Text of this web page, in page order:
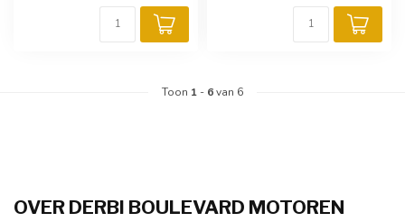
Toon 1 - 6van 6
OVER DERBI BOULEVARD MOTOREN